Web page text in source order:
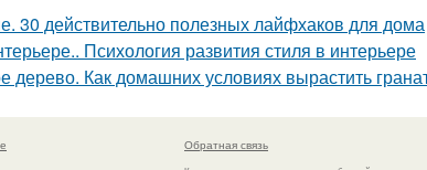
30 действительно полезных лайфхаков для дома
Психология развития стиля в интерьере
дерево. Как домашних условиях вырастить
Обратная связь